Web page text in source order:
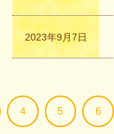
2023年9月7日
4 5 6